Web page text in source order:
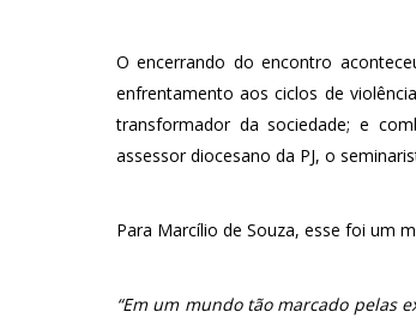
O encerrando do encontro
enfrentamento aos ciclos de
transformador da sociedade; e
assessor diocesano da PJ, o
Para Marcílio de Souza, esse foi um
“Em um mundo tão marcado pelas